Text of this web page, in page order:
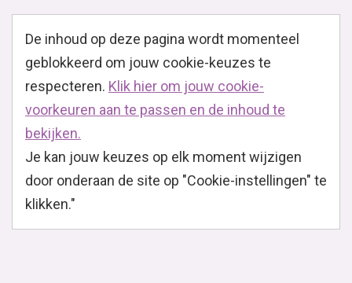
De inhoud op deze pagina wordt momenteel
geblokkeerd om jouw cookie-keuzes te
respecteren. Klik hier om jouw cookie-
voorkeuren aan te passen en de inhoud te
bekijken.
Je kan jouw keuzes op elk moment wijzigen
door onderaan de site op "Cookie-instellingen" te
klikken."